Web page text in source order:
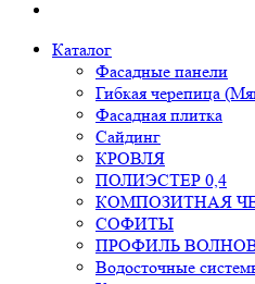
Каталог
Фасадные панели
Гибкая черепица
Фасадная плитка
Сайдинг
КРОВЛЯ
ПОЛИЭСТЕР 0,4
КОМПОЗИТНАЯ
СОФИТЫ
ПРОФИЛЬ
Водосточные